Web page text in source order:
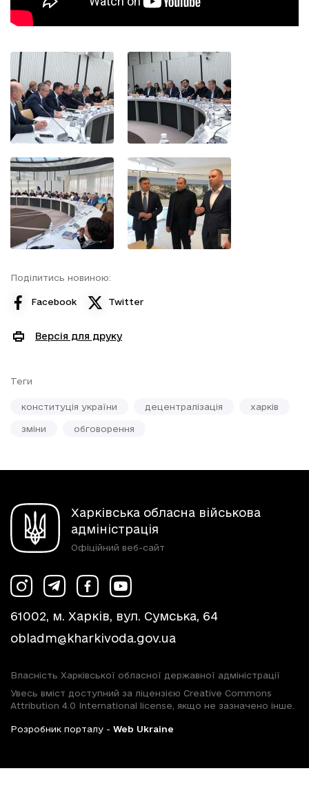
Поділитись новиною:
Facebook Twitter
Версія для друку
Теги
конституція україни децентралізація харків
зміни обговорення
Харківська обласна військова
адміністрація
Офіційний веб-сайт
61002, м. Харків, вул. Сумська, 64
obladm@kharkivoda.gov.ua
Власність Харківської обласної державної адміністрації
Увесь вміст доступний за ліцензією Creative Commons
Attribution 4.0 International license, якщо не зазначено інше.
Розробник порталу - Web Ukraine